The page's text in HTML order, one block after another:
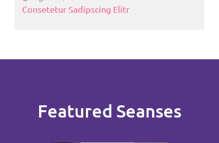
Consetetur Sadipscing Elitr
Featured Seanses